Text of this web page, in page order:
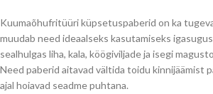
Kuumaõhufritüüri küpsetuspaberid on ka
muudab need ideaalseks kasutamiseks
sealhulgas liha, kala, köögiviljade ja isegi
Need paberid aitavad vältida toidu kinnijäämist
ajal hoiavad seadme puhtana.